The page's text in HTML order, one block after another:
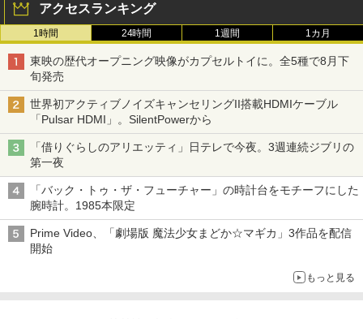
アクセスランキング
1時間 24時間 1週間 1カ月
東映の歴代オープニング映像がカプセルトイに。全5種で8月下
旬発売
世界初アクティブノイズキャンセリングII搭載HDMIケーブル
「Pulsar HDMI」。SilentPowerから
「借りぐらしのアリエッティ」日テレで今夜。3週連続ジブリの
第一夜
「バック・トゥ・ザ・フューチャー」の時計台をモチーフにした
腕時計。1985本限定
Prime Video、「劇場版 魔法少女まどか☆マギカ」3作品を配信
開始
もっと見る